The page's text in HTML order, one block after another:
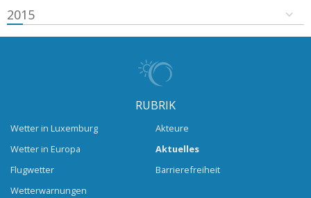
2015
RUBRIK
Wetter in Luxemburg
Wetter in Europa
Flugwetter
Wetterwarnungen
Akteure
Aktuelles
Barrierefreiheit